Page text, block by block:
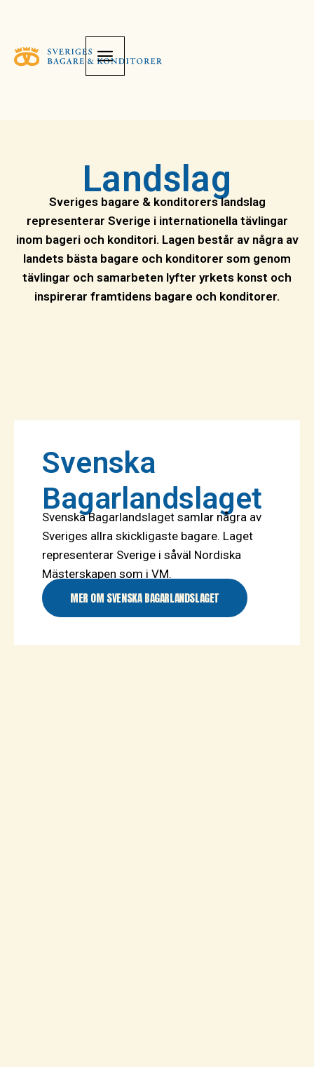
Landslag
Sveriges bagare & konditorers landslag
representerar Sverige i internationella tävlingar
inom bageri och konditori. Lagen består av några av
landets bästa bagare och konditorer som genom
tävlingar och samarbeten lyfter yrkets konst och
inspirerar framtidens bagare och konditorer.
Svenska
Bagarlandslaget
Svenska Bagarlandslaget samlar några av
Sveriges allra skickligaste bagare. Laget
representerar Sverige i såväl Nordiska
Mästerskapen som i VM.
MER OM SVENSKA BAGARLANDSLAGET